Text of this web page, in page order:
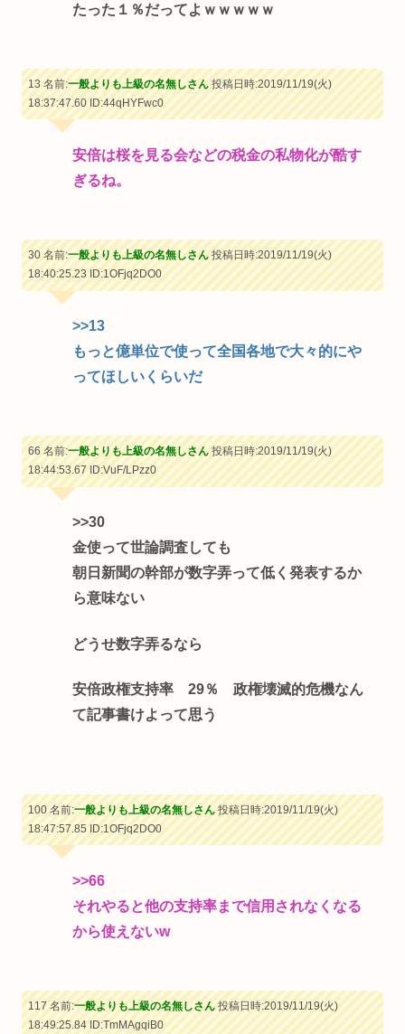
たった１％だってよｗｗｗｗｗ
13 名前:一般よりも上級の名無しさん投稿日時:2019/11/19(火)
18:37:47.60ID:44qHYFwc0
安倍は桜を見る会などの税金の私物化が酷す
ぎるね。
30 名前:一般よりも上級の名無しさん投稿日時:2019/11/19(火)
18:40:25.23ID:1OFjq2DO0
>>13
もっと億単位で使って全国各地で大々的にや
ってほしいくらいだ
66 名前:一般よりも上級の名無しさん投稿日時:2019/11/19(火)
18:44:53.67ID:VuF/LPzz0
>>30
金使って世論調査しても
朝日新聞の幹部が数字弄って低く発表するか
ら意味ない
どうせ数字弄るなら
安倍政権支持率 29％ 政権壊滅的危機なん
て記事書けよって思う
100 名前:一般よりも上級の名無しさん投稿日時:2019/11/19(火)
18:47:57.85ID:1OFjq2DO0
>>66
それやると他の支持率まで信用されなくなる
から使えないw
117 名前:一般よりも上級の名無しさん投稿日時:2019/11/19(火)
18:49:25.84ID:TmMAgqiB0